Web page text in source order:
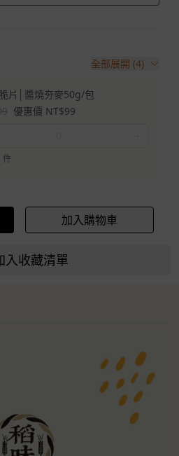
全部展開 (4)
片│醬燒夯麥50g/包
優惠價 NT$99
件
加入購物車
入收藏清單